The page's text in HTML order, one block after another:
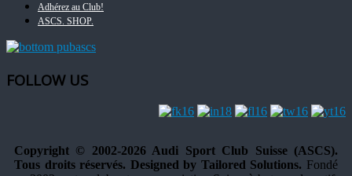
Adhérez au Club!
ASCS. SHOP.
FOLLOW US
Copyright © 2002-2026 Audi Sport Club Suisse (ASCS).
Tous droits réservés. Designed by Tailored Solutions. Fondé